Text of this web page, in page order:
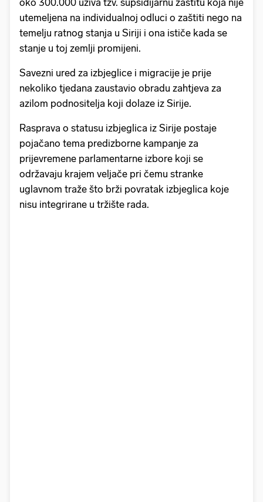
oko 300.000 uživa tzv. supsidijarnu zaštitu koja nije
utemeljena na individualnoj odluci o zaštiti nego na
temelju ratnog stanja u Siriji i ona ističe kada se
stanje u toj zemlji promijeni.
Savezni ured za izbjeglice i migracije je prije
nekoliko tjedana zaustavio obradu zahtjeva za
azilom podnositelja koji dolaze iz Sirije.
Rasprava o statusu izbjeglica iz Sirije postaje
pojačano tema predizborne kampanje za
prijevremene parlamentarne izbore koji se
održavaju krajem veljače pri čemu stranke
uglavnom traže što brži povratak izbjeglica koje
nisu integrirane u tržište rada.